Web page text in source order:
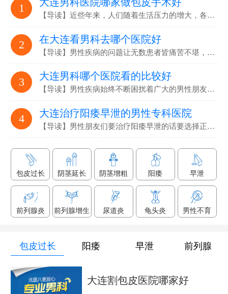
1 大连男科医院哪家做包皮手术好
【导读】近些年来，人们随着生活压力的增大，各…
2 在大连看男科去哪个医院好
【导读】男性疾病的问题让无数患者皆痛苦不堪，要选…
3 大连男科哪个医院看的比较好
【导读】男性疾病始终不断困扰着广大的男性朋友们，解决男性疾病…
4 大连治疗阳痿早泄的男性专科医院
【导读】男性朋友们要治疗阳痿早泄的话要选择正规专业的男科医院…
包皮过长 阴茎延长 阴茎增粗 阳痿 早泄
前列腺炎 前列腺增生 尿道炎 龟头炎 男性不育
包皮过长 阳痿 早泄 前列腺
大连割包皮医院哪家好